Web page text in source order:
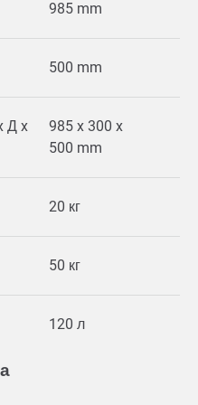
985 mm
500 mm
Д x
985 x 300 x
500 mm
20 кг
50 кг
120 л